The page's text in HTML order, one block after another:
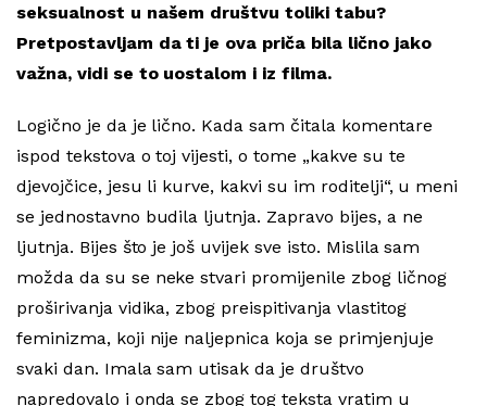
seksualnost u našem društvu toliki tabu?
Pretpostavljam da ti je ova priča bila lično jako
važna, vidi se to uostalom i iz filma.
Logično je da je lično. Kada sam čitala komentare
ispod tekstova o toj vijesti, o tome „kakve su te
djevojčice, jesu li kurve, kakvi su im roditelji“, u meni
se jednostavno budila ljutnja. Zapravo bijes, a ne
ljutnja. Bijes što je još uvijek sve isto. Mislila sam
možda da su se neke stvari promijenile zbog ličnog
proširivanja vidika, zbog preispitivanja vlastitog
feminizma, koji nije naljepnica koja se primjenjuje
svaki dan. Imala sam utisak da je društvo
napredovalo i onda se zbog tog teksta vratim u